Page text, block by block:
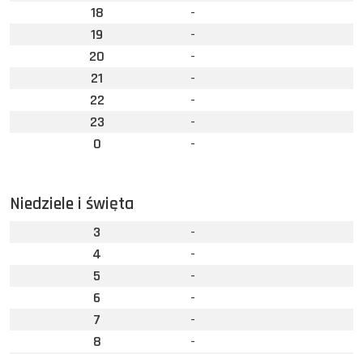
18
-
19
-
20
-
21
-
22
-
23
-
0
-
Niedziele i święta
3
-
4
-
5
-
6
-
7
-
8
-